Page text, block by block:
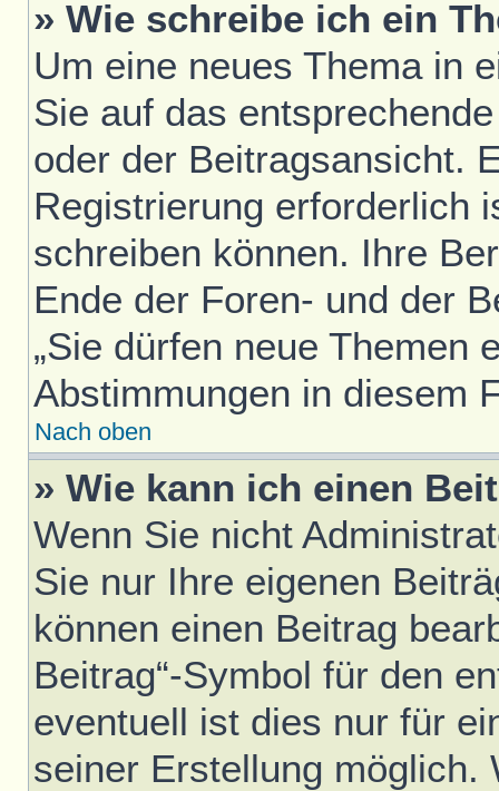
» Wie schreibe ich ein
Um eine neues Thema in
Sie auf das
oder der Beitragsansicht.
Registrierung erforderlich
schreiben können. Ihre
Ende der Foren- und der
„Sie dürfen neue Themen
Abstimmungen in diesem
Nach oben
» Wie kann ich einen
Wenn Sie nicht
Sie nur Ihre eigenen
können einen Beitrag
Beitrag“-Symbol für den
eventuell ist dies nur für
seiner Erstellung möglich.